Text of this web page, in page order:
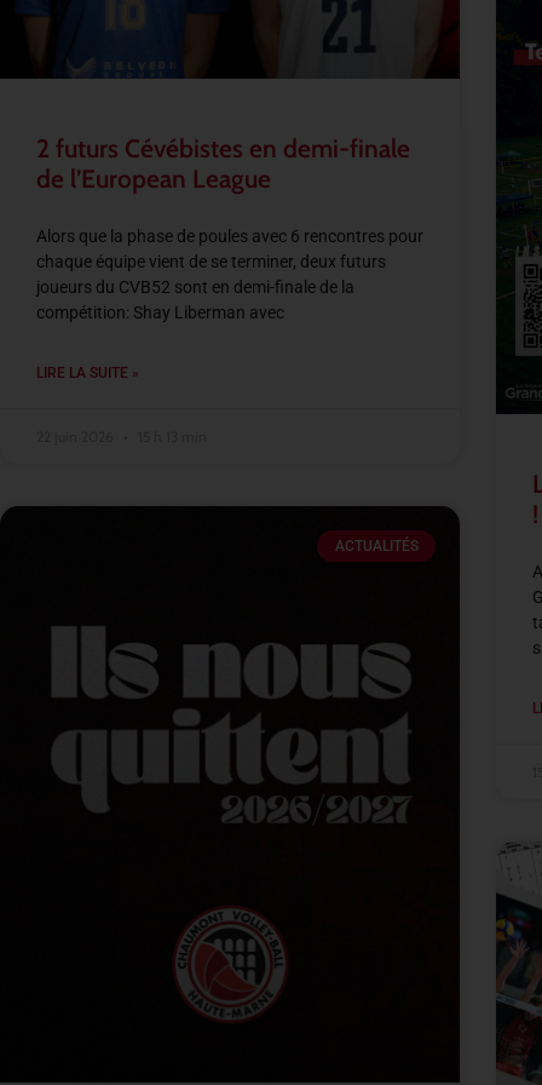
2 futurs Cévébistes en demi-finale
de l’European League
Alors que la phase de poules avec 6 rencontres pour
chaque équipe vient de se terminer, deux futurs
joueurs du CVB52 sont en demi-finale de la
compétition: Shay Liberman avec
LIRE LA SUITE »
!
ACTUALITÉS